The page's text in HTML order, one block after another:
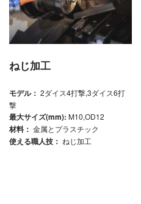
ねじ加工
モデル： 2ダイス4打撃,3ダイス6打
撃
最大サイズ(mm): M10,OD12
材料： 金属とプラスチック
使える職人技： ねじ加工